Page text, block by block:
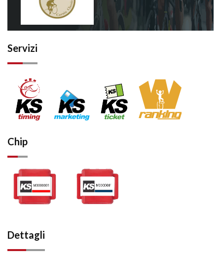
Servizi
Chip
Dettagli